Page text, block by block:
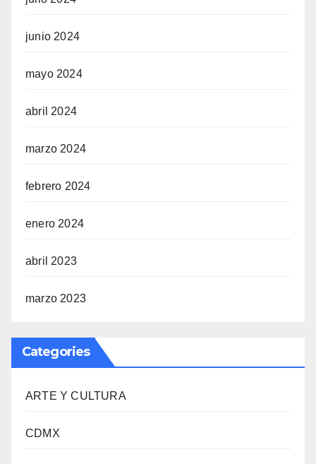
junio 2024
mayo 2024
abril 2024
marzo 2024
febrero 2024
enero 2024
abril 2023
marzo 2023
Categories
ARTE Y CULTURA
CDMX